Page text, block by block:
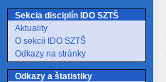
Sekcia disciplín IDO SZTŠ
Aktuality
O sekcii IDO SZTŠ
Odkazy na stránky
Odkazy a štatistiky